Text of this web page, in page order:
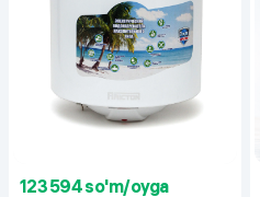
123 594 so'm/oyga